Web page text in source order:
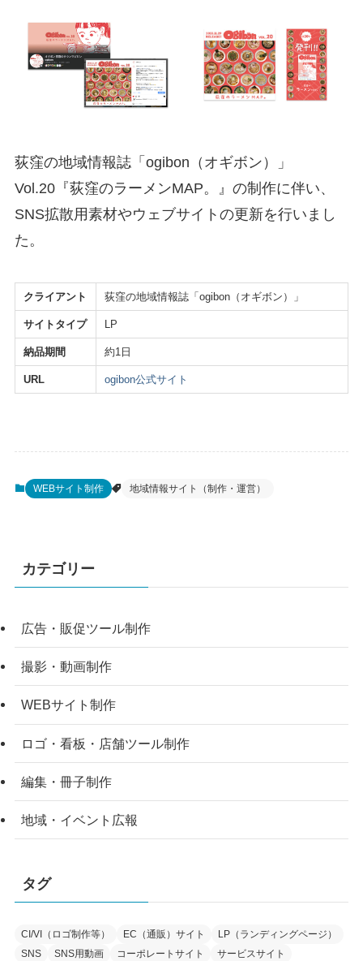
荻窪の地域情報誌「ogibon（オギボン）」
Vol.20『荻窪のラーメンMAP。』の制作に伴い、
SNS拡散用素材やウェブサイトの更新を行いまし
た。
クライアント 荻窪の地域情報誌「ogibon（オギボン）」
サイトタイプ LP
納品期間 約1日
URL ogibon公式サイト
WEBサイト制作 地域情報サイト（制作・運営）
カテゴリー
広告・販促ツール制作
撮影・動画制作
WEBサイト制作
ロゴ・看板・店舗ツール制作
編集・冊子制作
地域・イベント広報
タグ
CI/VI（ロゴ制作等） EC（通販）サイト
LP（ランディングページ）
SNS
SNS用動画 コーポレートサイト サービスサイト